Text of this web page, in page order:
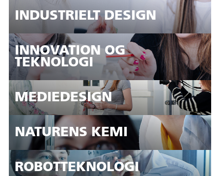
INDUSTRIELT DESIGN
INNOVATION OG
TEKNOLOGI
MEDIEDESIGN
NATURENS KEMI
ROBOTTEKNOLOGI